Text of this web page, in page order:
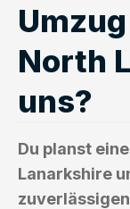
North
uns?
Du planst
Lanarkshire